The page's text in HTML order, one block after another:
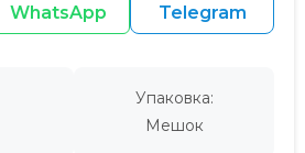
WhatsApp Telegram
Упаковка:
Мешок